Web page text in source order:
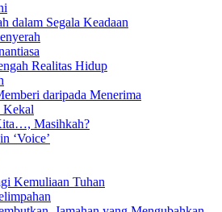
dalam Segala Keadaan
Realitas Hidup
daripada Menerima
Kekal
Masihkah?
‘Voice’
Kemuliaan Tuhan